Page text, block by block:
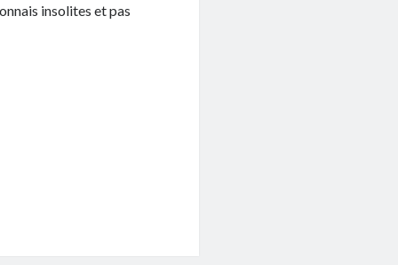
insolites et pas